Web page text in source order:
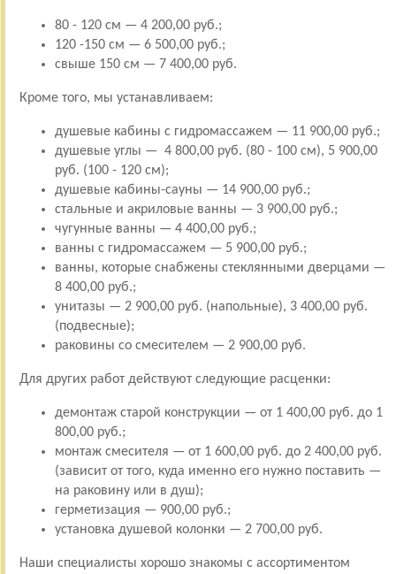
80 - 120 см — 4 200,00 руб.;
120 -150 см — 6 500,00 руб.;
свыше 150 см — 7 400,00 руб.
Кроме того, мы устанавливаем:
душевые кабины с гидромассажем — 11 900,00 руб.;
душевые углы — 4 800,00 руб. (80 - 100 см), 5 900,00
руб. (100 - 120 см);
душевые кабины-сауны — 14 900,00 руб.;
стальные и акриловые ванны — 3 900,00 руб.;
чугунные ванны — 4 400,00 руб.;
ванны с гидромассажем — 5 900,00 руб.;
ванны, которые снабжены стеклянными дверцами —
8 400,00 руб.;
унитазы — 2 900,00 руб. (напольные), 3 400,00 руб.
(подвесные);
раковины со смесителем — 2 900,00 руб.
Для других работ действуют следующие расценки:
демонтаж старой конструкции — от 1 400,00 руб. до 1
800,00 руб.;
монтаж смесителя — от 1 600,00 руб. до 2 400,00 руб.
(зависит от того, куда именно его нужно поставить —
на раковину или в душ);
герметизация — 900,00 руб.;
установка душевой колонки — 2 700,00 руб.
Наши специалисты хорошо знакомы с ассортиментом